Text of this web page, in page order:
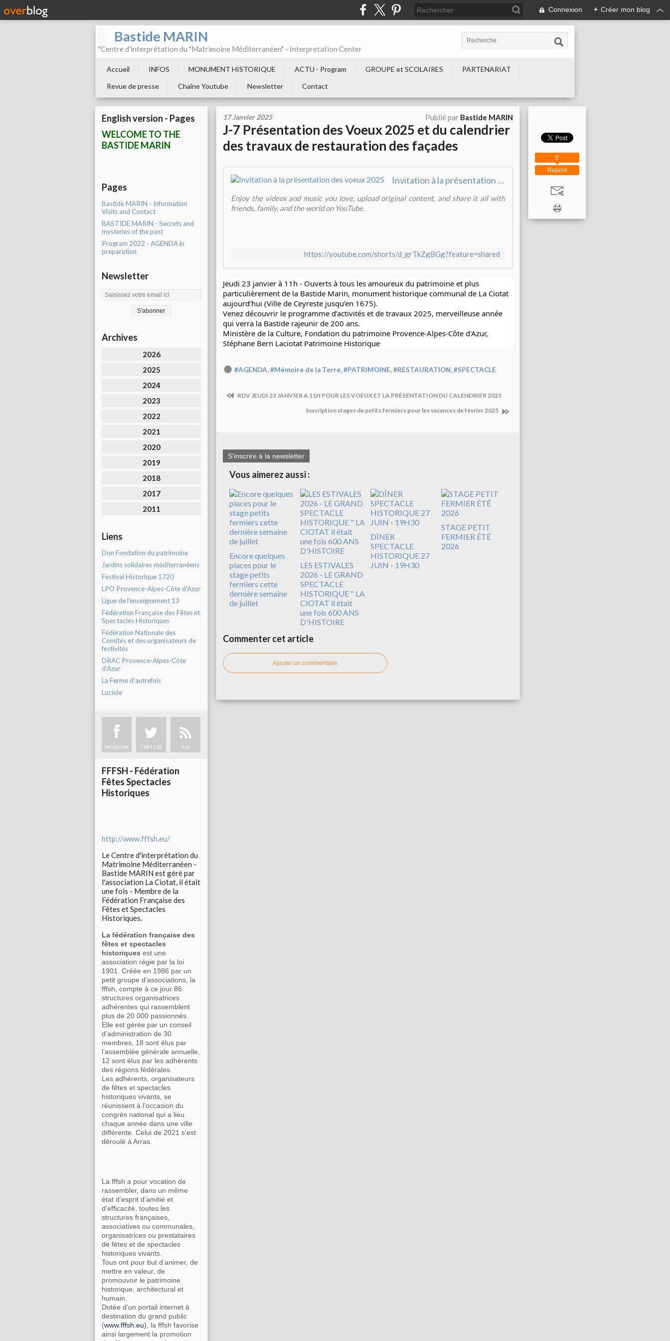
Connexion + Créer mon blog
Bastide MARIN
"Centre d'interprétation du "Matrimoine Méditerranéen" - Interpretation Center
Accueil INFOS MONUMENT HISTORIQUE ACTU - Program GROUPE et SCOLAIRES
PARTENARIAT
Revue de presse
Chaîne Youtube Newsletter Contact
English version - Pages
WELCOME TO THE
BASTIDE MARIN
Pages
Bastide MARIN - Information
Visits and Contact
BASTIDE MARIN - Secrets and
mysteries of the past
Program 2022 - AGENDA in
preparation
Newsletter
Archives
2026
2025
2024
2023
2022
2021
2020
2019
2018
2017
2011
Liens
Don Fondation du patrimoine
Jardins solidaires méditerranéens
Festival Historique 1720
LPO Provence-Alpes-Côte d'Azur
Ligue de l'enseignement 13
Fédération Française des Fêtes et
Spectacles Historiques
Fédération Nationale des
Comités et des organisateurs de
festivités
DRAC Provence-Alpes-Côte
d'Azur
La Ferme d'autrefois
Luciole
FACEBOOK TWITTER RSS
FFFSH - Fédération
Fêtes Spectacles
Historiques
http://www.fffsh.eu/
Le Centre d'interprétation du
Matrimoine Méditerranéen -
Bastide MARIN est géré par
l'association La Ciotat, il était
une fois - Membre de la
Fédération Française des
Fêtes et Spectacles
Historiques.
La fédération française des
fêtes et spectacles
historiques est une
association régie par la loi
1901. Créée en 1986 par un
petit groupe d’associations, la
fffsh, compte à ce jour 86
structures organisatrices
adhérentes qui rassemblent
plus de 20 000 passionnés.
Elle est gérée par un conseil
d’administration de 30
membres, 18 sont élus par
l’assemblée générale annuelle,
12 sont élus par les adhérents
des régions fédérales.
Les adhérents, organisateurs
de fêtes et spectacles
historiques vivants, se
réunissent à l’occasion du
congrès national qui a lieu
chaque année dans une ville
différente. Celui de 2021 s'est
déroulé à Arras.
La fffsh a pour vocation de
rassembler, dans un même
état d’esprit d’amitié et
d’efficacité, toutes les
structures françaises,
associatives ou communales,
organisatrices ou prestataires
de fêtes et de spectacles
historiques vivants.
Tous ont pour but d’animer, de
mettre en valeur, de
promouvoir le patrimoine
historique, architectural et
humain.
Dotée d’un portail internet à
destination du grand public
(www.fffsh.eu), la fffsh favorise
ainsi largement la promotion
17 Janvier 2025 Publié par Bastide MARIN
J-7 Présentation des Voeux 2025 et du calendrier
des travaux de restauration des façades
Invitation à la présentation des voeux 2025
Enjoy the videos and music you love, upload original content, and share it all with
friends, family, and the world on YouTube.
https://youtube.com/shorts/d_grTkZgBGg?feature=shared
Jeudi 23 janvier à 11h - Ouverts à tous les amoureux du patrimoine et plus
particulièrement de la Bastide Marin, monument historique communal de La Ciotat
aujourd’hui (Ville de Ceyreste jusqu’en 1675).
Venez découvrir le programme d’activités et de travaux 2025, merveilleuse année
qui verra la Bastide rajeunir de 200 ans.
Ministère de la Culture, Fondation du patrimoine Provence-Alpes-Côte d'Azur
Stéphane Bern Laciotat Patrimoine Historique
#AGENDA,#Mémoire de la Terre,#PATRIMOINE,#RESTAURATION,#SPECTACLE
RDV JEUDI 23 JANVIER A 11H POUR LES VOEUX ET LA PRÉSENTATION DU CALENDRIER 2025
Inscription stages de petits fermiers pour les vacances de février 2025
S'inscrire à la newsletter
Vous aimerez aussi :
Encore quelques
places pour le
stage petits
fermiers cette
dernière semaine
de juillet
LES ESTIVALES
2026 - LE GRAND
SPECTACLE
HISTORIQUE " LA
CIOTAT il était
une fois 600 ANS
D'HISTOIRE
DÎNER
SPECTACLE
HISTORIQUE 27
JUIN - 19H30
STAGE PETIT
FERMIER ÉTÉ
2026
Commenter cet article
Ajouter un commentaire
Repost
0